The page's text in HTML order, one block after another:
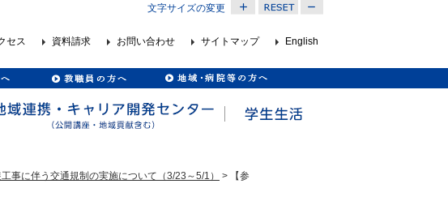
文字サイズの変更
セス 資料請求 お問い合わせ サイトマップ English
事に伴う交通規制の実施について（3/23～5/1）
> 【参